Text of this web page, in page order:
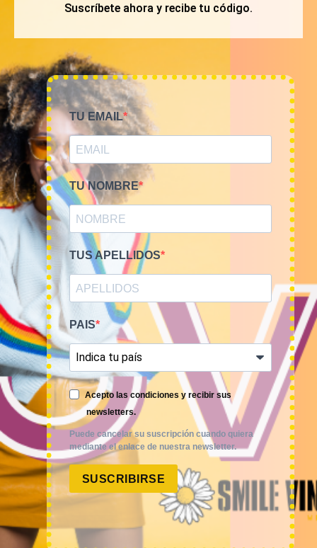
MI CUENTA
NOSOTROS
TIME TO SMILE
BLOG
REGISTRO
COMPRA POR KILOS O LOTES
MUJER
NOVEDADES
COMO COMPRAR
FAQ
POLÍTICAS
AVISO LEGAL
POLÍTICA DE PRIVACIDAD
CONDICIONES DE VENTA
Suscríbete ahora y recibe tu código.
TU EMAIL
TU NOMBRE
TUS APELLIDOS
PAIS
Acepto las condiciones y recibir sus
newsletters.
Puede cancelar su suscripción cuando quiera
mediante el enlace de nuestra newsletter.
SUSCRIBIRSE